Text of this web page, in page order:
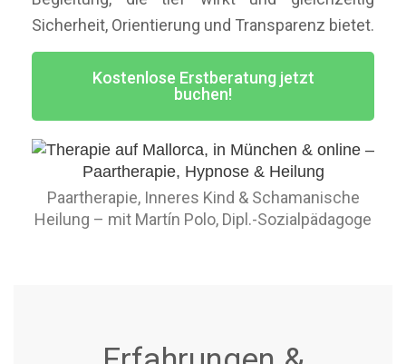
Sicherheit, Orientierung und Transparenz bietet.
Kostenlose Erstberatung jetzt
buchen!
Paartherapie, Inneres Kind & Schamanische
Heilung – mit Martín Polo, Dipl.-Sozialpädagoge